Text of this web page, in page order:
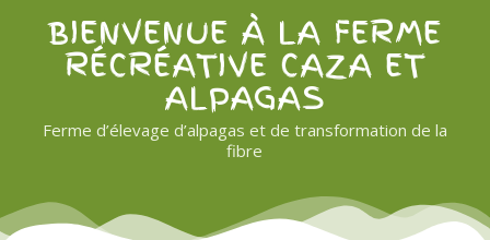
BIENVENUE À LA FERME
RÉCRÉATIVE CAZA ET
ALPAGAS
Ferme d’élevage d’alpagas et de transformation de la
fibre